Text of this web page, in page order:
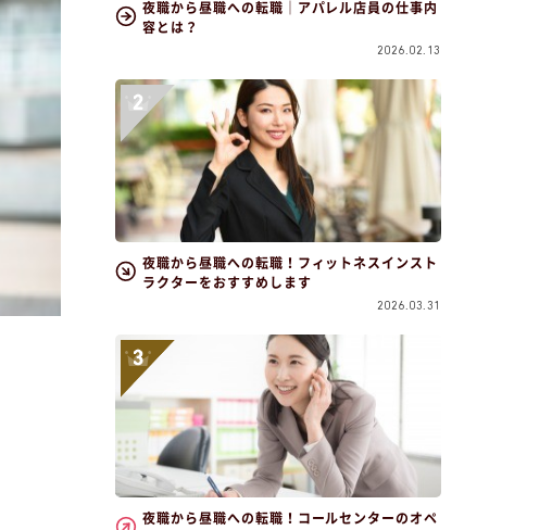
夜職から昼職への転職｜アパレル店員の仕事内
容とは？
2026.02.13
夜職から昼職への転職！フィットネスインスト
ラクターをおすすめします
2026.03.31
夜職から昼職への転職！コールセンターのオペ